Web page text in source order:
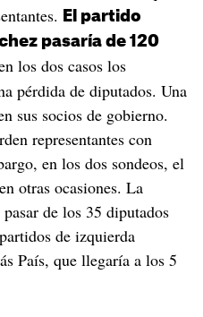
El partido
pasaría de 120
los dos casos los
pérdida de diputados. Una
sus socios de gobierno.
representantes con
en los dos sondeos, el
otras ocasiones. La
de los 35 diputados
de izquierda
País, que llegaría a los 5